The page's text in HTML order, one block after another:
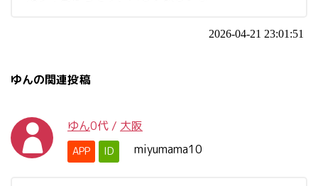
2026-04-21 23:01:51
ゆんの関連投稿
ゆん0代 / 大阪
APP ID miyumama10